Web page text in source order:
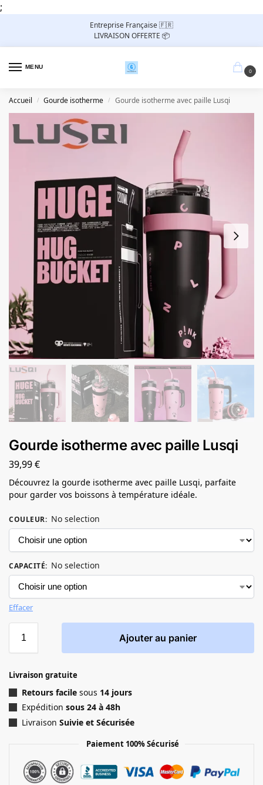
;
Entreprise Française 🇫🇷
LIVRAISON OFFERTE 📦
MENU
0
Accueil / Gourde isotherme / Gourde isotherme avec paille Lusqi
Gourde isotherme avec paille Lusqi
39,99€
Découvrez la gourde isotherme avec paille Lusqi, parfaite
pour garder vos boissons à température idéale.
COULEUR: No selection
CAPACITÉ: No selection
Effacer
Ajouter au panier
Livraison gratuite
Retours facile sous 14 jours
Expédition sous 24 à 48h
Livraison Suivie et Sécurisée
Paiement 100% Sécurisé